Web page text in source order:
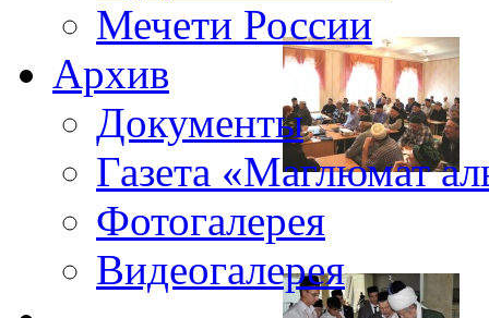
Мечети России
Архив
Документы
Газета «Маглюмат
Фотогалерея
Видеогалерея